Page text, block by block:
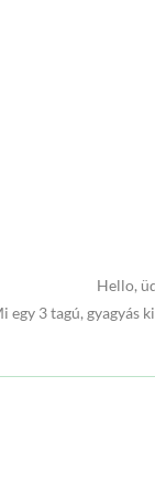
Hello,
egy 3 tagú, gyagyás